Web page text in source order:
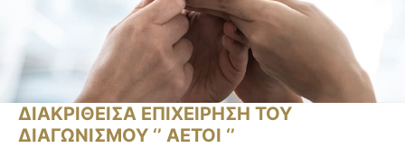
ΔΙΑΚΡΙΘΕΙΣΑ ΕΠΙΧΕΙΡΗΣΗ ΤΟΥ
ΔΙΑΓΩΝΙΣΜΟΥ ‘’ ΑΕΤΟΙ ‘’